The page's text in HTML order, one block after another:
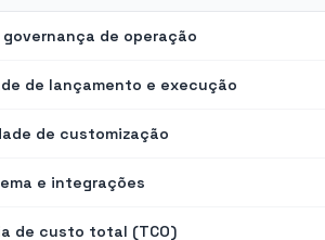
governança de operação
de lançamento e execução
de customização
e integrações
de custo total (TCO)